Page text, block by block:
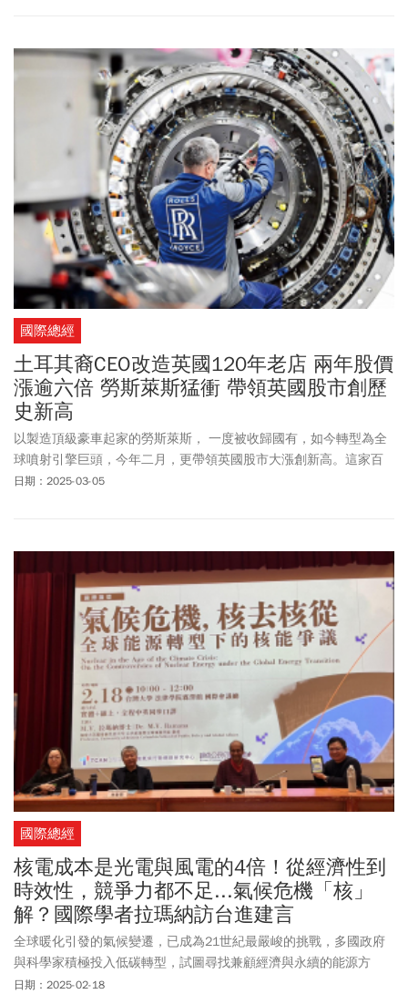
國際總經
土耳其裔CEO改造英國120年老店 兩年股價
漲逾六倍 勞斯萊斯猛衝 帶領英國股市創歷
史新高
以製造頂級豪車起家的勞斯萊斯， 一度被收歸國有，如今轉型為全
球噴射引擎巨頭，今年二月，更帶領英國股市大漲創新高。這家百
年老牌企業的重生之路，值得台企借鏡。
日期：2025-03-05
國際總經
核電成本是光電與風電的4倍！從經濟性到
時效性，競爭力都不足...氣候危機「核」
解？國際學者拉瑪納訪台進建言
全球暖化引發的氣候變遷，已成為21世紀最嚴峻的挑戰，多國政府
與科學家積極投入低碳轉型，試圖尋找兼顧經濟與永續的能源方
案。
日期：2025-02-18